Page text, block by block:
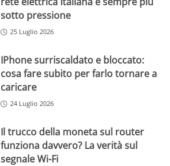
sotto pressione
25 Luglio 2026
IPhone surriscaldato e bloccato:
cosa fare subito per farlo tornare a
caricare
24 Luglio 2026
Il trucco della moneta sul router
funziona davvero? La verità sul
segnale Wi-Fi